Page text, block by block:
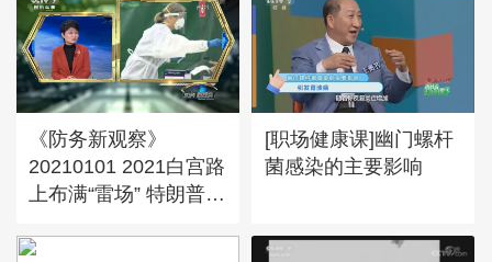
《防务新观察》
20210101 2021白宫路
上布满“雷场” 特朗普欲
[职场健康课]幽门螺杆
菌感染的主要影响